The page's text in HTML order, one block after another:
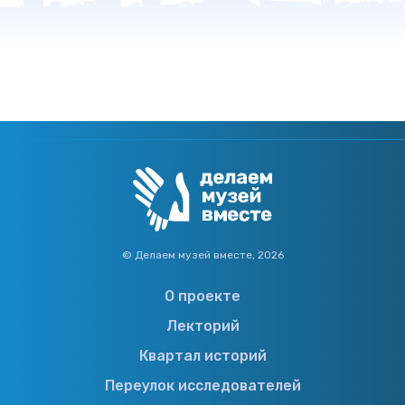
© Делаем музей вместе, 2026
О проекте
Лекторий
Квартал историй
Переулок исследователей